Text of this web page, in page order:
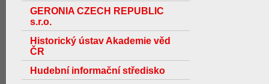
GERONIA CZECH REPUBLIC
s.r.o.
Historický ústav Akademie věd
ČR
Hudební informační středisko